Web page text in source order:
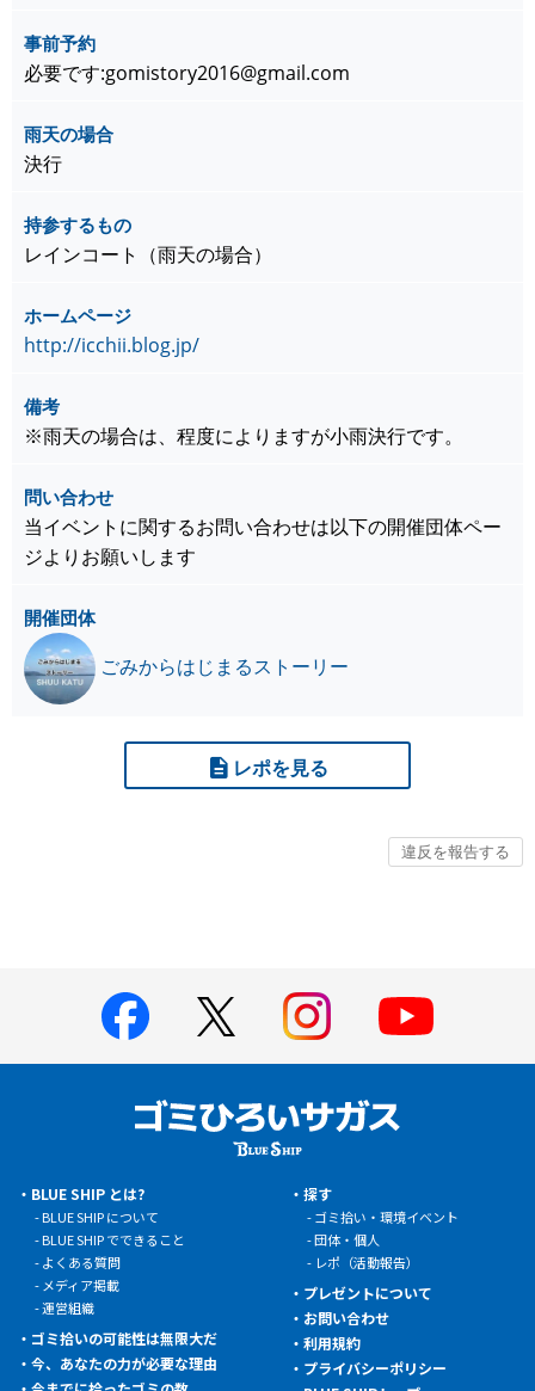
事前予約
必要です:gomistory2016@gmail.com
雨天の場合
決行
持参するもの
レインコート（雨天の場合）
ホームページ
http://icchii.blog.jp/
備考
※雨天の場合は、程度によりますが小雨決行です。
問い合わせ
当イベントに関するお問い合わせは以下の開催団体ペー
ジよりお願いします
開催団体
ごみからはじまるストーリー
レポを見る
BLUE SHIP とは?
BLUE SHIP について
BLUE SHIP でできること
よくある質問
メディア掲載
運営組織
ゴミ拾いの可能性は無限大だ
今、あなたの力が必要な理由
探す
ゴミ拾い・環境イベント
団体・個人
レポ（活動報告）
プレゼントについて
お問い合わせ
利用規約
プライバシーポリシー